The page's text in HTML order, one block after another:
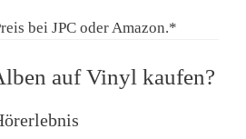
bei JPC oder Amazon.*
auf Vinyl kaufen?